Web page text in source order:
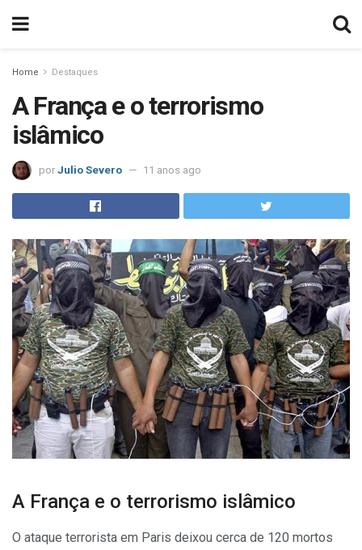
Home Destaques
A França e o terrorismo
islâmico
por Julio Severo 11 anos ago
A França e o terrorismo islâmico
O ataque terrorista em Paris deixou cerca de 120 mortos